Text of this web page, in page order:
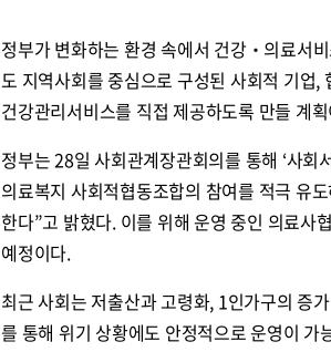
정부가 변화하는 환경 속에서 건강‧의료서
도 지역사회를 중심으로 구성된 사회적 기업
건강관리서비스를 직접 제공하도록 만들 계
정부는 28일 사회관계장관회의를 통해 ‘사회
의료복지 사회적협동조합의 참여를 적극 유
한다”고 밝혔다. 이를 위해 운영 중인 의료사
예정이다.
최근 사회는 저출산과 고령화, 1인가구의 증
를 통해 위기 상황에도 안정적으로 운영이